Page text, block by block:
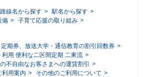
路線名から探す
駅名から探す
備
子育て応援の取り組み
定期券、放送大学・通信教育の割引回数券
用 便利な二区間定期 二東流
不自由なお客さまへの運賃割引
利用案内
その他のご利用について